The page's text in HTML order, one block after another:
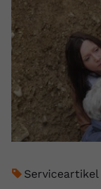
Serviceartikel